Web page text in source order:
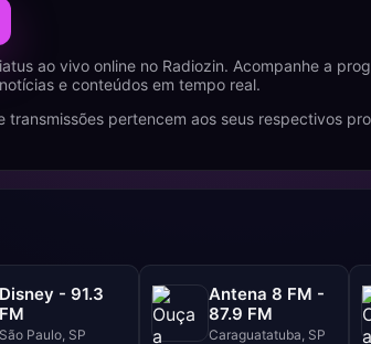
ao vivo online no Radiozin. Acompanhe a
e conteúdos em tempo real.
transmissões pertencem aos seus respectivos
Disney - 91.3
FM
São Paulo, SP
Antena 8 FM -
87.9 FM
Caraguatatuba, SP